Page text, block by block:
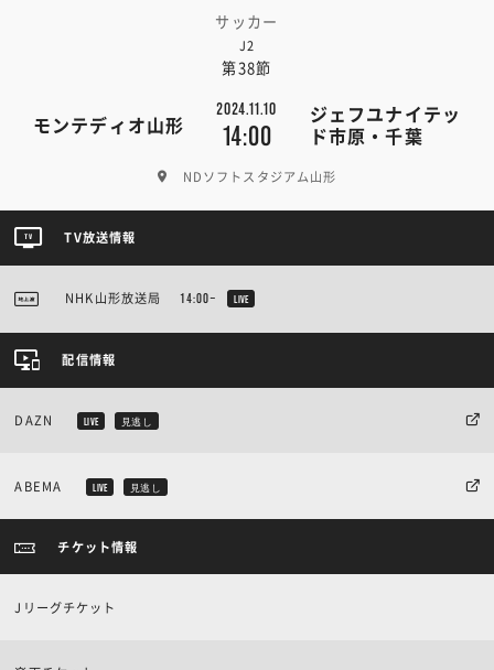
サッカー
J2
第38節
モンテディオ山形
2024.11.10
14:00
ジェフユナイテッ
ド市原・千葉
NDソフトスタジアム山形
TV放送情報
NHK山形放送局 14:00~ LIVE
配信情報
DAZN LIVE 見逃し
ABEMA LIVE 見逃し
チケット情報
Jリーグチケット